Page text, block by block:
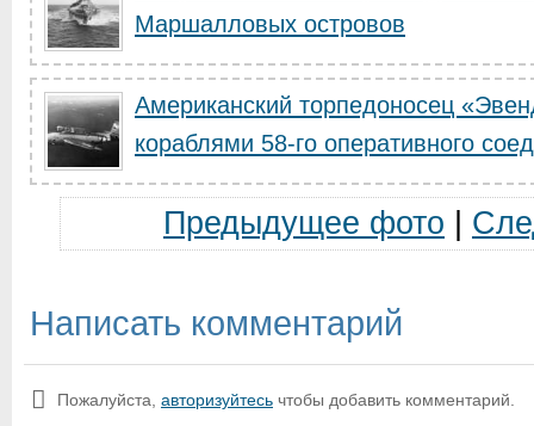
Маршалловых островов
Американский торпедоносец
кораблями 58-го оперативного
Предыдущее фото
Написать комментарий
Пожалуйста, авторизуйтесь чтобы добавить комментарий.